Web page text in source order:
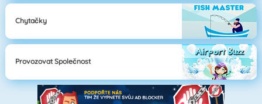
Chytačky
Provozovat Společnost